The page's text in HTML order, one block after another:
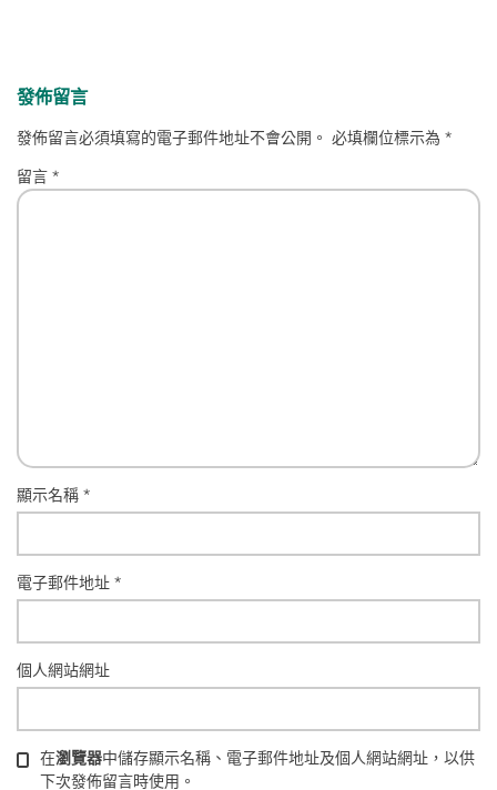
發佈留言
發佈留言必須填寫的電子郵件地址不會公開。 必填欄位標示為*
留言*
顯示名稱*
電子郵件地址*
個人網站網址
在瀏覽器中儲存顯示名稱、電子郵件地址及個人網站網址，以供
下次發佈留言時使用。